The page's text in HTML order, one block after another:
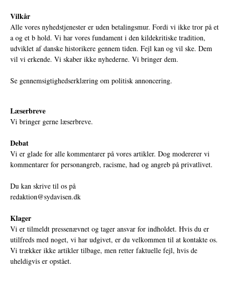
Vilkår
Alle vores nyhedstjenester er uden betalingsmur. Fordi vi ikke tror på et
a og et b hold. Vi har vores fundament i den kildekritiske tradition,
udviklet af danske historikere gennem tiden. Fejl kan og vil ske. Dem
vil vi erkende. Vi skaber ikke nyhederne. Vi bringer dem.
Se gennemsigtighedserklæring om politisk annoncering.
Læserbreve
Vi bringer gerne læserbreve.
Debat
Vi er glade for alle kommentarer på vores artikler. Dog modererer vi
kommentarer for personangreb, racisme, had og angreb på privatlivet.
Du kan skrive til os på
redaktion@sydavisen.dk
Klager
Vi er tilmeldt pressenævnet og tager ansvar for indholdet. Hvis du er
utilfreds med noget, vi har udgivet, er du velkommen til at kontakte os.
Vi trækker ikke artikler tilbage, men retter faktuelle fejl, hvis de
uheldigvis er opstået.